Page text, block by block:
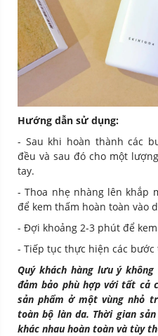
Hướng dẫn sử dụng:
- Sau khi hoàn thành các
đều và sau đó cho một
tay.
- Thoa nhẹ nhàng lên khắp
để kem thấm hoàn toàn vào
- Đợi khoảng 2-3 phút để
- Tiếp tục thực hiện các bước
Quý khách hàng lưu ý
đảm bảo phù hợp với tất cả
sản phẩm ở một vùng nhỏ
toàn bộ làn da. Thời gian
khác nhau hoàn toàn và tùy